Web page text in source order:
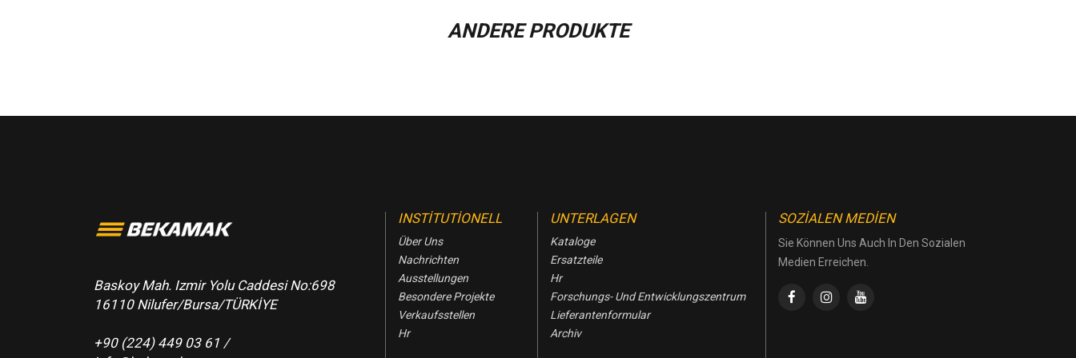
ANDERE PRODUKTE
Baskoy Mah. Izmir Yolu Caddesi No:698
16110 Nilufer/Bursa/TÜRKİYE
+90 (224) 449 03 61 /
INSTITUTIONELL
Über Uns
Nachrichten
Ausstellungen
Besondere Projekte
Verkaufsstellen
Hr
UNTERLAGEN
Kataloge
Ersatzteile
Hr
Forschungs- Und Entwicklungszentrum
Lieferantenformular
Archiv
SOZIALEN MEDIEN
Sie Können Uns Auch In Den Sozialen
Medien Erreichen.